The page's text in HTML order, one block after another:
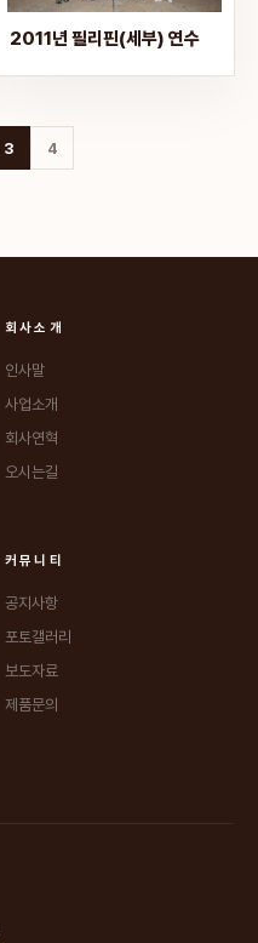
2011년 필리핀(세부) 연수
3 4
회사소개
인사말
사업소개
회사연혁
오시는길
커뮤니티
공지사항
포토갤러리
보도자료
제품문의